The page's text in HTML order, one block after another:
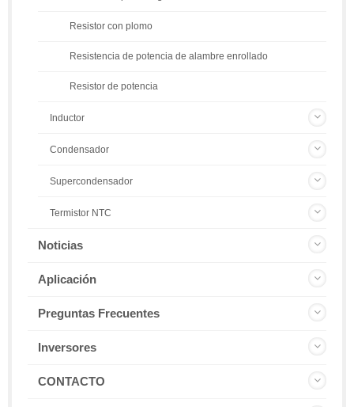
Resistor con plomo
Resistencia de potencia de alambre enrollado
Resistor de potencia
Inductor
Condensador
Supercondensador
Termistor NTC
Noticias
Aplicación
Preguntas Frecuentes
Inversores
CONTACTO